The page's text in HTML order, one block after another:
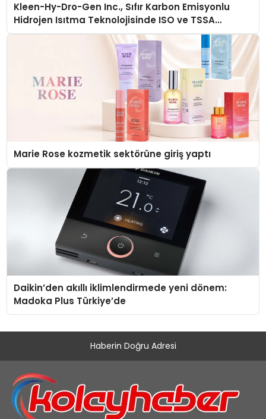
Kleen-Hy-Dro-Gen Inc., Sıfır Karbon Emisyonlu
Hidrojen Isıtma Teknolojisinde ISO ve TSSA
Düzenleyici Onaylarını Aldı
Marie Rose kozmetik sektörüne giriş yaptı
Daikin’den akıllı iklimlendirmede yeni dönem:
Madoka Plus Türkiye’de
Haberin Doğru Adresi